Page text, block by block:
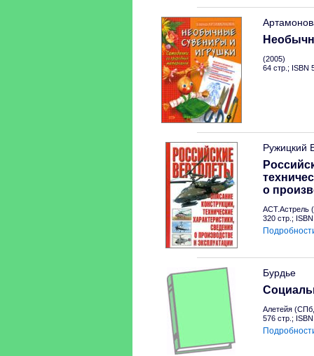
(2005)
64 стр.; ISBN
Ружицкий
о
АСТ.Астрель
320 стр.;
Бурдье
Алетейя
576 стр.;